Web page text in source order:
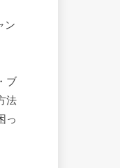
ン
ブ
法
っ